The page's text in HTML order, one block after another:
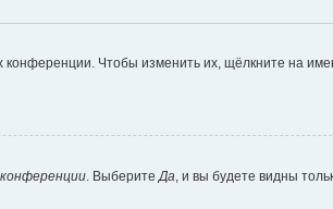
Чтобы изменить их, щёлкните на
. Выберите Да , и вы будете видны